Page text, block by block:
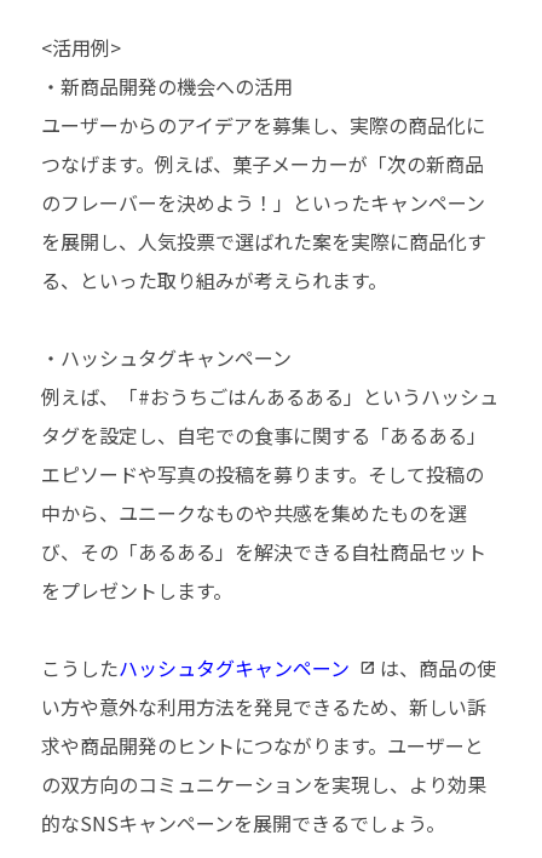
<活用例>
・新商品開発の機会への活用
ユーザーからのアイデアを募集し、実際の商品化に
つなげます。例えば、菓子メーカーが「次の新商品
のフレーバーを決めよう！」といったキャンペーン
を展開し、人気投票で選ばれた案を実際に商品化す
る、といった取り組みが考えられます。
・ハッシュタグキャンペーン
例えば、「#おうちごはんあるある」というハッシュ
タグを設定し、自宅での食事に関する「あるある」
エピソードや写真の投稿を募ります。そして投稿の
中から、ユニークなものや共感を集めたものを選
び、その「あるある」を解決できる自社商品セット
をプレゼントします。
こうしたハッシュタグキャンペーン
は、商品の使
い方や意外な利用方法を発見できるため、新しい訴
求や商品開発のヒントにつながります。ユーザーと
の双方向のコミュニケーションを実現し、より効果
的なSNSキャンペーンを展開できるでしょう。